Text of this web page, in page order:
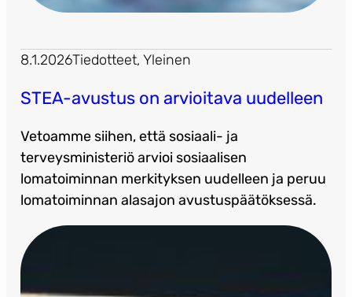
8.1.2026Tiedotteet, Yleinen
STEA-avustus on arvioitava uudelleen
Vetoamme siihen, että sosiaali- ja
terveysministeriö arvioi sosiaalisen
lomatoiminnan merkityksen uudelleen ja peruu
lomatoiminnan alasajon avustuspäätöksessä.